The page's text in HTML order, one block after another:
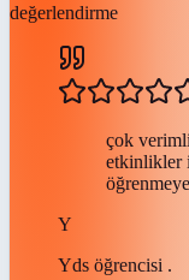
değerlendirme
çok
etkinlikler
Y
Yds öğrencisi .